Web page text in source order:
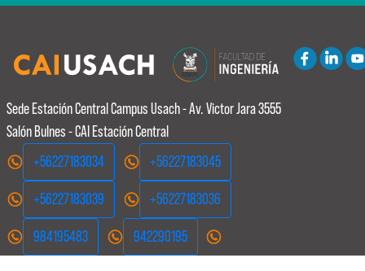
Sede Estación Central Campus Usach - Av. Victor Jara 3555
Salón Bulnes - CAI Estación Central
+56227183034
+56227183045
+56227183039 +56227183036
984195483 942290195